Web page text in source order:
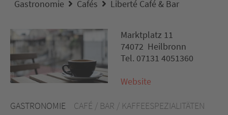
Gastronomie
Cafés Liberté Café & Bar
GASTRONOMIE CAFÉ / BAR / KAFFEESPEZIALITÄTEN
Marktplatz 11
74072 Heilbronn
Tel. 07131 4051360
Website